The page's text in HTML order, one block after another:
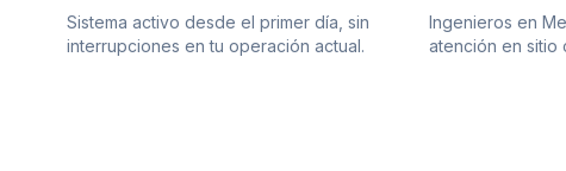
Sistema activo desde el primer día, sin
interrupciones en tu operación actual.
Ingenieros en
atención en sitio